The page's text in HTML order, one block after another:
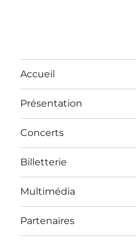
Accueil
Présentation
Concerts
Billetterie
Multimédia
Partenaires